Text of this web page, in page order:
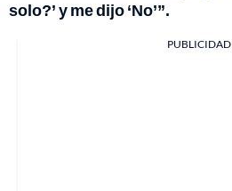
solo?’ y me dijo ‘No’”.
PUBLICIDAD